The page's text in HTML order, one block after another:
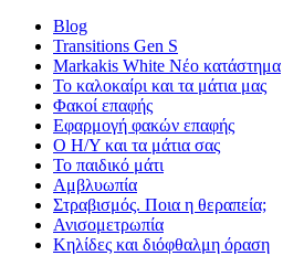
Blog
Transitions Gen S
Markakis White Νέο κατάστημα
Το καλοκαίρι και τα μάτια μας
Φακοί επαφής
Εφαρμογή φακών επαφής
Ο Η/Υ και τα μάτια σας
Το παιδικό μάτι
Αμβλυωπία
Στραβισμός. Ποια η θεραπεία;
Ανισομετρωπία
Κηλίδες και διόφθαλμη όραση